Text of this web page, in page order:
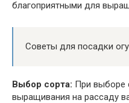
благоприятными для
Советы для посадки
Выбор сорта: При выборе
выращивания на рассаду